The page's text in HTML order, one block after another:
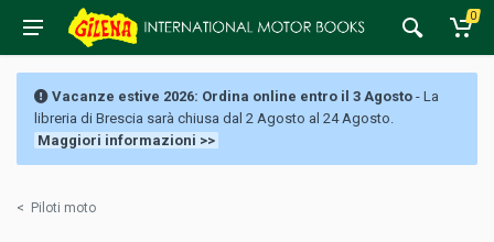
0
Vacanze estive 2026: Ordina online entro il 3 Agosto - La
libreria di Brescia sarà chiusa dal 2 Agosto al 24 Agosto.
Maggiori informazioni >>
< Piloti moto